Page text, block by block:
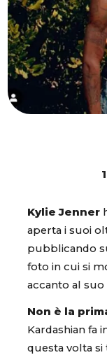
Kylie Jenner
aperta i suoi
pubblicando
foto in cui si
accanto al suo
Non è la
Kardashian fa
questa volta si